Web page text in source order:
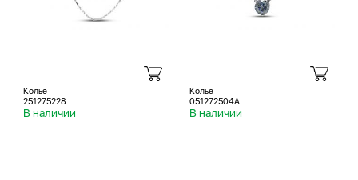
Колье
251275228
В наличии
Колье
051272504A
В наличии